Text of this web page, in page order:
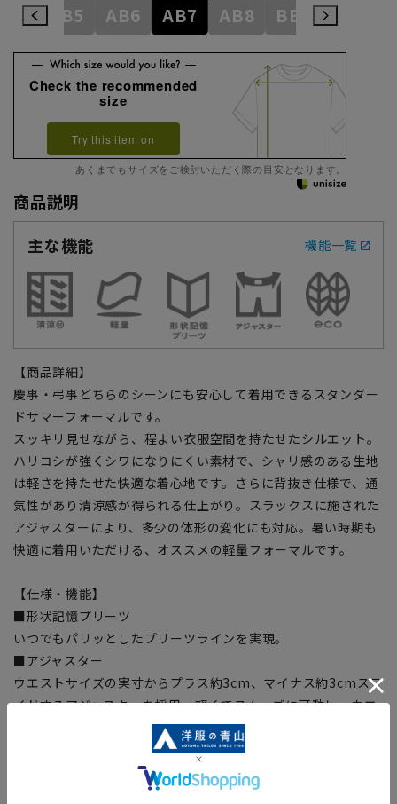
AB5 AB6 AB7 AB8 BE3 BE4
Check the recommended
size
Try this item on
あくまでもサイズをご検討いただく際の目安となります。
商品説明
主な機能
機能一覧
【商品詳細】
慶事・弔事どちらのシーンにも安心して着用できるスタンダー
ドサマーフォーマルです。
スッキリ見せながら、程よい衣服空間を持たせたシルエット。
ハリコシが強くシワになりにくい素材で、シャリ感のある生地
は軽さを持たせた快適な着心地です。さらに背抜き仕様で、通
気性があり清涼感が得られる仕上がり。スラックスに施された
アジャスターにより、多少の体形の変化にも対応。暑い時期も
快適に着用いただける、オススメの軽量フォーマルです。
【仕様・機能】
■形状記憶プリーツ
いつでもパリッとしたプリーツラインを実現。
■アジャスター
ウエストサイズの実寸からプラス約3cm、マイナス約3cmスラ
イドするアジャスターを採用。軽くてスムーズに可動し、ウエ
ストを楽に調整できます。
この商品はリサイクル原料を使用し、プラスチック・スマート
に賛同しています。当製品は裏地の糸の一部にECOBLUE®を使